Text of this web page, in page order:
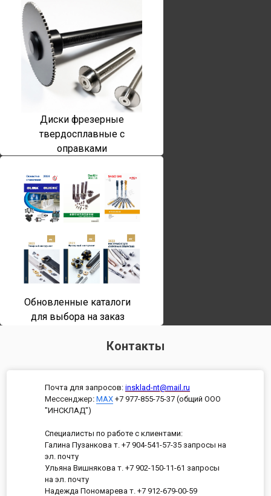
Диски фрезерные
твердосплавные с
оправками
Обновленные каталоги
для выбора на заказ
Контакты
Почта для запросов: insklad-nt@mail.ru
Мессенджер: MAX +7 977-855-75-37 (общий ООО
"ИНСКЛАД")
Специалисты по работе с клиентами:
Галина Пузанкова т. +7 904-541-57-35 запросы на
эл. почту
Ульяна Вишнякова т. +7 902-150-11-61 запросы
на эл. почту
Надежда Пономарева т. +7 912-679-00-59